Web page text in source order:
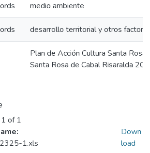
medio ambiente
desarrollo territorial y otros
Plan de Acción Cultura Santa
Santa Rosa de Cabal Risaralda
of 1
1.xls
Down
load